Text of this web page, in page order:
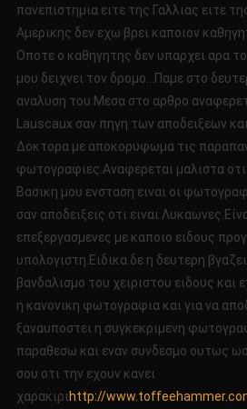
πανεπιστημια ειτε της Γαλλιας ειτε
Αμερικης δεν εχω βρει καποιον
Οποτε ο καθηγητης δεν υπαρχει αρα
μου δειχνει τον δρομο…Παμε στο
αναλυση του.Μεσα στο αρθρο
Lauscaux σαν πηγη των αποδειξεων
Δοκτορα με αποκορυφωμα τις
φωτογραφιες.Αναφερεται μαλιστα οτι
Βασικη μου ενσταση ειναι οι
σαν αποδειξεις οτι ειναι
επεξεργασμενες με καποιο ειδους
υπολογιστη.Ειδικα δε η δευτερη
βανδαλισμο του χειριστου ειδους και
η κανονικη φωτογραφια και για να
ξαναυποστει η συγκεκριμενη
παραθεσω και εναν συνδεσμο ουτως
σου οτι την εχουν κανει
χαρακιρι http://